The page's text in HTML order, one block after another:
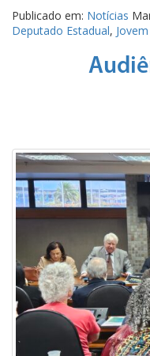
Publicado em: Notícias
Deputado Estadual,